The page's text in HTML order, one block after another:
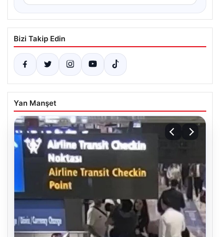
Bizi Takip Edin
Yan Manşet